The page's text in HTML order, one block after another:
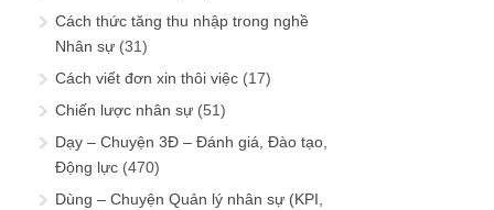
Cách thức tăng thu nhập trong nghề
Nhân sự (31)
Cách viết đơn xin thôi việc (17)
Chiến lược nhân sự (51)
Dạy – Chuyện 3Đ – Đánh giá, Đào tạo,
Động lực (470)
Dùng – Chuyện Quản lý nhân sự (KPI,